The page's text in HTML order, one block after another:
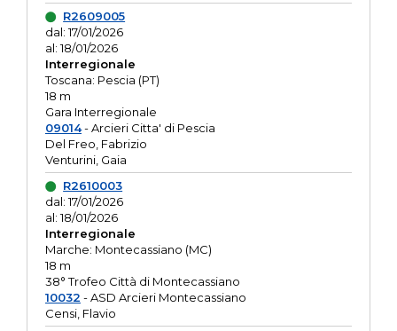
R2609005
dal: 17/01/2026
al: 18/01/2026
Interregionale
Toscana: Pescia (PT)
18 m
Gara Interregionale
09014- Arcieri Citta' di Pescia
Del Freo, Fabrizio
Venturini, Gaia
R2610003
dal: 17/01/2026
al: 18/01/2026
Interregionale
Marche: Montecassiano (MC)
18 m
38° Trofeo Città di Montecassiano
10032 - ASD Arcieri Montecassiano
Censi, Flavio